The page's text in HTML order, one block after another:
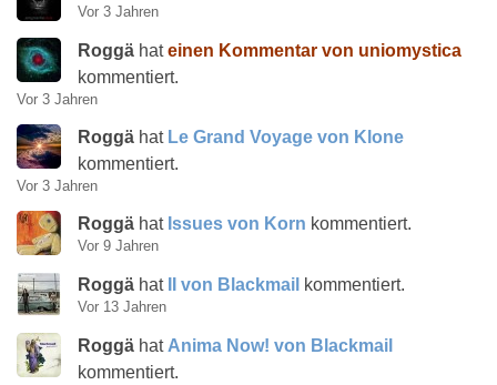
Vor 3 Jahren
Roggä hateinen Kommentar von uniomystica
kommentiert.
Vor 3 Jahren
Roggä hat Le Grand Voyage von Klone
kommentiert.
Vor 3 Jahren
Roggä hat Issues von Korn kommentiert.
Vor 9 Jahren
Roggä hat II von Blackmail kommentiert.
Vor 13 Jahren
Roggä hat Anima Now! von Blackmail
kommentiert.